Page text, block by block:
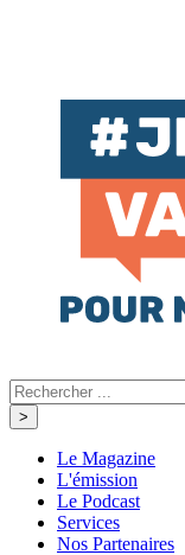
Le Magazine
L'émission
Le Podcast
Services
Nos Partenaires